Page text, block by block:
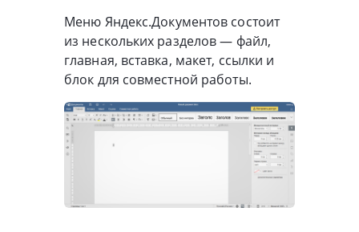
Меню Яндекс.Документов состоит
из нескольких разделов — файл,
главная, вставка, макет, ссылки и
блок для совместной работы.